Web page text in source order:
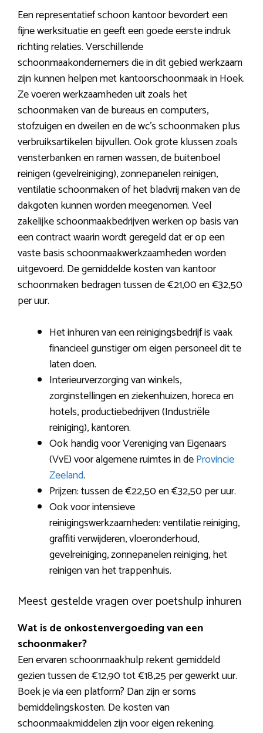
Een representatief schoon kantoor bevordert een
fijne werksituatie en geeft een goede eerste indruk
richting relaties. Verschillende
schoonmaakondernemers die in dit gebied werkzaam
zijn kunnen helpen met kantoorschoonmaak in Hoek.
Ze voeren werkzaamheden uit zoals het
schoonmaken van de bureaus en computers,
stofzuigen en dweilen en de wc’s schoonmaken plus
verbruiksartikelen bijvullen. Ook grote klussen zoals
vensterbanken en ramen wassen, de buitenboel
reinigen (gevelreiniging), zonnepanelen reinigen,
ventilatie schoonmaken of het bladvrij maken van de
dakgoten kunnen worden meegenomen. Veel
zakelijke schoonmaakbedrijven werken op basis van
een contract waarin wordt geregeld dat er op een
vaste basis schoonmaakwerkzaamheden worden
uitgevoerd. De gemiddelde kosten van kantoor
schoonmaken bedragen tussen de €21,00 en €32,50
per uur.
Het inhuren van een reinigingsbedrijf is vaak
financieel gunstiger om eigen personeel dit te
laten doen.
Interieurverzorging van winkels,
zorginstellingen en ziekenhuizen, horeca en
hotels, productiebedrijven (Industriële
reiniging), kantoren.
Ook handig voor Vereniging van Eigenaars
(VvE) voor algemene ruimtes in deProvincie
Zeeland.
Prijzen: tussen de €22,50 en €32,50 per uur.
Ook voor intensieve
reinigingswerkzaamheden: ventilatie reiniging,
graffiti verwijderen, vloeronderhoud,
gevelreiniging, zonnepanelen reiniging, het
reinigen van het trappenhuis.
Meest gestelde vragen over poetshulp inhuren
Wat is de onkostenvergoeding van een
schoonmaker?
Een ervaren schoonmaakhulp rekent gemiddeld
gezien tussen de €12,90 tot €18,25 per gewerkt uur.
Boek je via een platform? Dan zijn er soms
bemiddelingskosten. De kosten van
schoonmaakmiddelen zijn voor eigen rekening.